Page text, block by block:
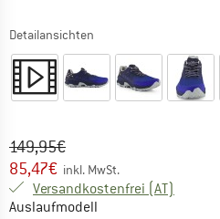
Detailansichten
Ursprünglicher Preis :
149,95€
Preis:
85,47€ inkl. MwSt.
Versandkostenfrei (AT)
Auslaufmodell